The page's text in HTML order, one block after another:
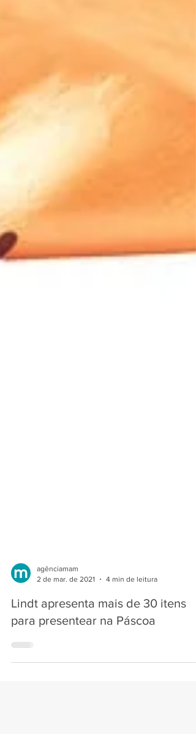
2 de mar. de 2021
4 min de leitura
Lindt apresenta mais de 30 itens
para presentear na Páscoa